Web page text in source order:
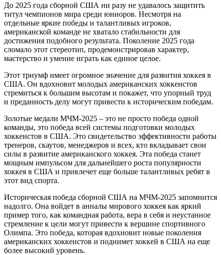
До 2025 года сборной США ни разу не удавалось защитить
титул чемпионов мира среди юниоров. Несмотря на
отдельные яркие победы и талантливых игроков,
американской команде не хватало стабильности для
достижения подобного результата. Поколение 2025 года
сломало этот стереотип, продемонстрировав характер,
мастерство и умение играть как единое целое.
Этот триумф имеет огромное значение для развития хоккея в
США. Он вдохновит молодых американских хоккеистов
стремиться к большим высотам и покажет, что упорный труд
и преданность делу могут привести к историческим победам.
Золотые медали МЧМ-2025 – это не просто победа одной
команды, это победа всей системы подготовки молодых
хоккеистов в США. Это свидетельство эффективности работы
тренеров, скаутов, менеджеров и всех, кто вкладывает свои
силы в развитие американского хоккея. Эта победа станет
мощным импульсом для дальнейшего роста популярности
хоккея в США и привлечет еще больше талантливых ребят в
этот вид спорта.
Историческая победа сборной США на МЧМ-2025 запомнится
надолго. Она войдет в анналы мирового хоккея как яркий
пример того, как командная работа, вера в себя и неустанное
стремление к цели могут привести к вершине спортивного
Олимпа. Это победа, которая вдохновит новые поколения
американских хоккеистов и поднимет хоккей в США на еще
более высокий уровень.